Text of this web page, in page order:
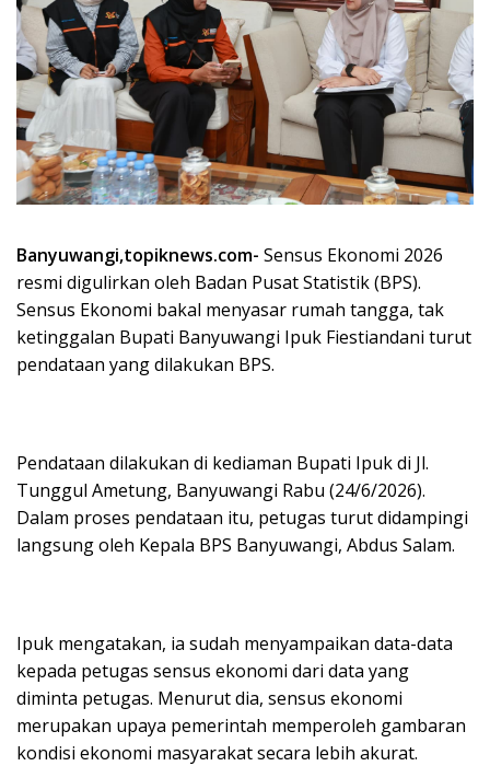
Banyuwangi,topiknews.com- Sensus Ekonomi 2026
resmi digulirkan oleh Badan Pusat Statistik (BPS).
Sensus Ekonomi bakal menyasar rumah tangga, tak
ketinggalan Bupati Banyuwangi Ipuk Fiestiandani turut
pendataan yang dilakukan BPS.
Pendataan dilakukan di kediaman Bupati Ipuk di Jl.
Tunggul Ametung, Banyuwangi Rabu (24/6/2026).
Dalam proses pendataan itu, petugas turut didampingi
langsung oleh Kepala BPS Banyuwangi, Abdus Salam.
Ipuk mengatakan, ia sudah menyampaikan data-data
kepada petugas sensus ekonomi dari data yang
diminta petugas. Menurut dia, sensus ekonomi
merupakan upaya pemerintah memperoleh gambaran
kondisi ekonomi masyarakat secara lebih akurat.